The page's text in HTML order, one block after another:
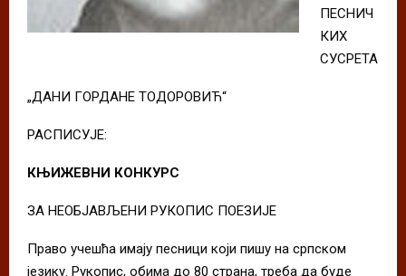
ПЕСНИЧ
КИХ
СУСРЕТА
„ДАНИ ГОРДАНЕ ТОДОРОВИЋ“
РАСПИСУЈЕ:
КЊИЖЕВНИ КОНКУРС
ЗА НЕОБЈАВЉЕНИ РУКОПИС ПОЕЗИЈЕ
Право учешћа имају песници који пишу на српском
језику. Рукопис, обима до 80 страна, треба да буде